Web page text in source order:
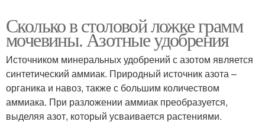
Сколько в столовой ложке грамм
мочевины. Азотные удобрения
Источником минеральных удобрений с азотом является
синтетический аммиак. Природный источник азота –
органика и навоз, также с большим количеством
аммиака. При разложении аммиак преобразуется,
выделяя азот, который усваивается растениями.